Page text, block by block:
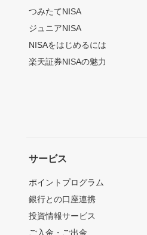
つみたてNISA
ジュニアNISA
NISAをはじめるには
楽天証券NISAの魅力
サービス
ポイントプログラム
銀行との口座連携
投資情報サービス
ご入金・ご出金